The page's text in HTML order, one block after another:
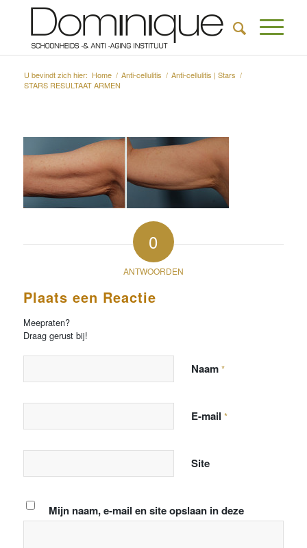
U bevindt zich hier: Home / Anti-cellulitis / Anti-cellulitis | Stars /
STARS RESULTAAT ARMEN
0
ANTWOORDEN
Plaats een Reactie
Meepraten?
Draag gerust bij!
Naam *
E-mail *
Site
Mijn naam, e-mail en site opslaan in deze
browser voor de volgende keer wanneer ik een